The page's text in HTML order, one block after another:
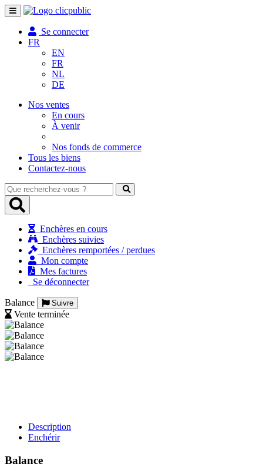
Toggle
navigation
Se connecter
FR
EN
FR
NL
DE
Nos ventes
En cours
À venir
Nos fonds de commerce
Tous les biens
Contactez-nous
Que
recherchez-
vous
Enchères en cours
Enchères suivies
Enchères remportées / perdues
Mon compte
Mes factures
Se déconnecter
Balance Suivre
Vente terminée
Description
Enchérir
Balance